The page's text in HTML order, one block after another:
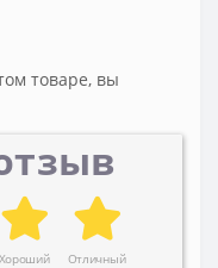
товаре, вы
Хороший Отличный